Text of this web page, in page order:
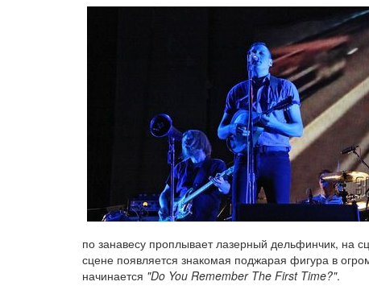
по занавесу проплывает лазерный дельфинчик, на
сцене появляется знакомая поджарая фигура в
начинается "Do You Remember The First Time?".